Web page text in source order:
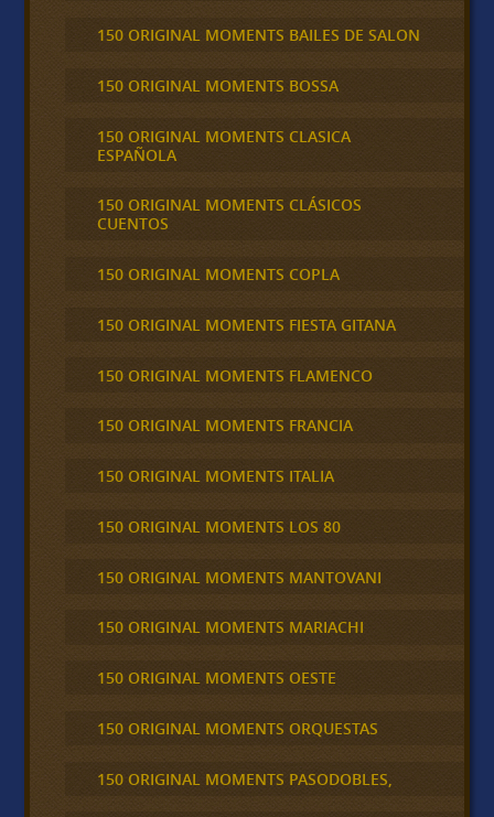
150 ORIGINAL MOMENTS BAILES DE SALON
150 ORIGINAL MOMENTS BOSSA
150 ORIGINAL MOMENTS CLASICA
ESPAÑOLA
150 ORIGINAL MOMENTS CLÁSICOS
CUENTOS
150 ORIGINAL MOMENTS COPLA
150 ORIGINAL MOMENTS FIESTA GITANA
150 ORIGINAL MOMENTS FLAMENCO
150 ORIGINAL MOMENTS FRANCIA
150 ORIGINAL MOMENTS ITALIA
150 ORIGINAL MOMENTS LOS 80
150 ORIGINAL MOMENTS MANTOVANI
150 ORIGINAL MOMENTS MARIACHI
150 ORIGINAL MOMENTS OESTE
150 ORIGINAL MOMENTS ORQUESTAS
150 ORIGINAL MOMENTS PASODOBLES,